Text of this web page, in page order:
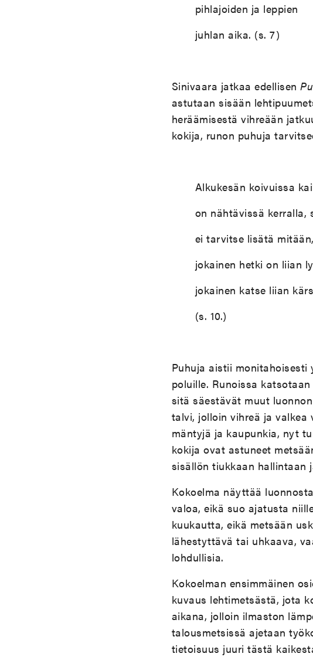
pihlajoiden ja leppien
juhlan aika. (s. 7)
Sinivaara jatkaa edellisen
astutaan sisään
heräämisestä vihreään
kokija, runon puhuja
Alkukesän koivuissa
on nähtävissä kerralla,
ei tarvitse lisätä
jokainen hetki on liian
jokainen katse liian
(s. 10.)
Puhuja aistii monitahoisesti
poluille. Runoissa
sitä säestävät muut
talvi, jolloin vihreä ja valkea
mäntyjä ja kaupunkia, nyt
kokija ovat astuneet
sisällön tiukkaan hallintaan
Kokoelma näyttää
valoa, eikä suo ajatusta
kuukautta, eikä metsään
lähestyttävä tai uhkaava,
lohdullisia.
Kokoelman ensimmäinen
kuvaus lehtimetsästä, jota
aikana, jolloin ilmaston
talousmetsissä ajetaan
tietoisuus juuri tästä